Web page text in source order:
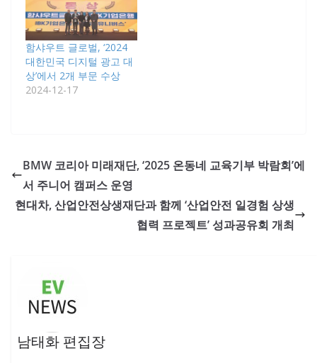
함샤우트 글로벌, ‘2024
대한민국 디지털 광고 대
상’에서 2개 부문 수상
2024-12-17
BMW 코리아 미래재단, ‘2025 온동네 교육기부 박람회’에
서 주니어 캠퍼스 운영
현대차, 산업안전상생재단과 함께 ‘산업안전 일경험 상생
협력 프로젝트’ 성과공유회 개최
남태화 편집장